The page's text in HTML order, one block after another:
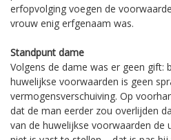
erfopvolging voegen de
vrouw enig erfgenaam was.
Standpunt dame
Volgens de dame was er geen gift:
huwelijkse voorwaarden is geen
vermogensverschuiving. Op
dat de man eerder zou overlijden
van de huwelijkse voorwaarden de